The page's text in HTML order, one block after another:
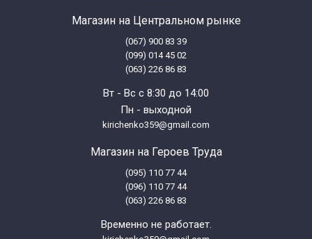
Магазин на Центральном рынке
(067) 900 83 39
(099) 014 45 02
(063) 226 86 83
Вт - Вс с 8:30 до 14:00
Пн - выходной
kirichenko359@gmail.com
Магазин на Героев Труда
(095) 110 77 44
(096) 110 77 44
(063) 226 86 83
Временно не работает.